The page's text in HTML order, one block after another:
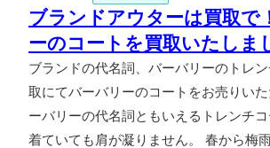
ブランドアウターは買取で
ーのコートを買取いたしま
ブランドの代名詞、バーバリーのトレ
取にてバーバリーのコートをお売りい
ーバリーの代名詞ともいえるトレンチ
着ていても肩が凝りません。 春から梅